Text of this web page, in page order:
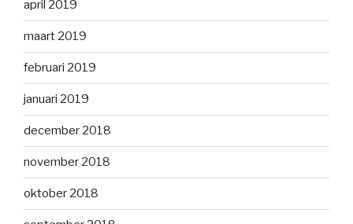
april 2019
maart 2019
februari 2019
januari 2019
december 2018
november 2018
oktober 2018